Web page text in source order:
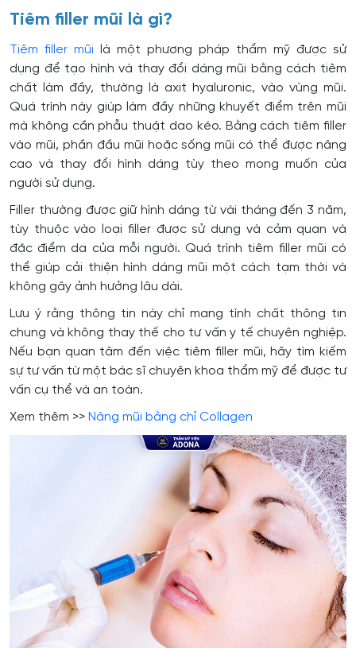
Tiêm filler mũi là gì?
Tiêm filler mũi là một phương pháp thẩm mỹ được sử
dụng để tạo hình và thay đổi dáng mũi bằng cách tiêm
chất làm đầy, thường là axit hyaluronic, vào vùng mũi.
Quá trình này giúp làm đầy những khuyết điểm trên mũi
mà không cần phẫu thuật dao kéo. Bằng cách tiêm filler
vào mũi, phần đầu mũi hoặc sống mũi có thể được nâng
cao và thay đổi hình dáng tùy theo mong muốn của
người sử dụng.
Filler thường được giữ hình dáng từ vài tháng đến 3 năm,
tùy thuộc vào loại filler được sử dụng và cảm quan và
đặc điểm da của mỗi người. Quá trình tiêm filler mũi có
thể giúp cải thiện hình dáng mũi một cách tạm thời và
không gây ảnh hưởng lâu dài.
Lưu ý rằng thông tin này chỉ mang tính chất thông tin
chung và không thay thế cho tư vấn y tế chuyên nghiệp.
Nếu bạn quan tâm đến việc tiêm filler mũi, hãy tìm kiếm
sự tư vấn từ một bác sĩ chuyên khoa thẩm mỹ để được tư
vấn cụ thể và an toàn.
Xem thêm >> Nâng mũi bằng chỉ Collagen